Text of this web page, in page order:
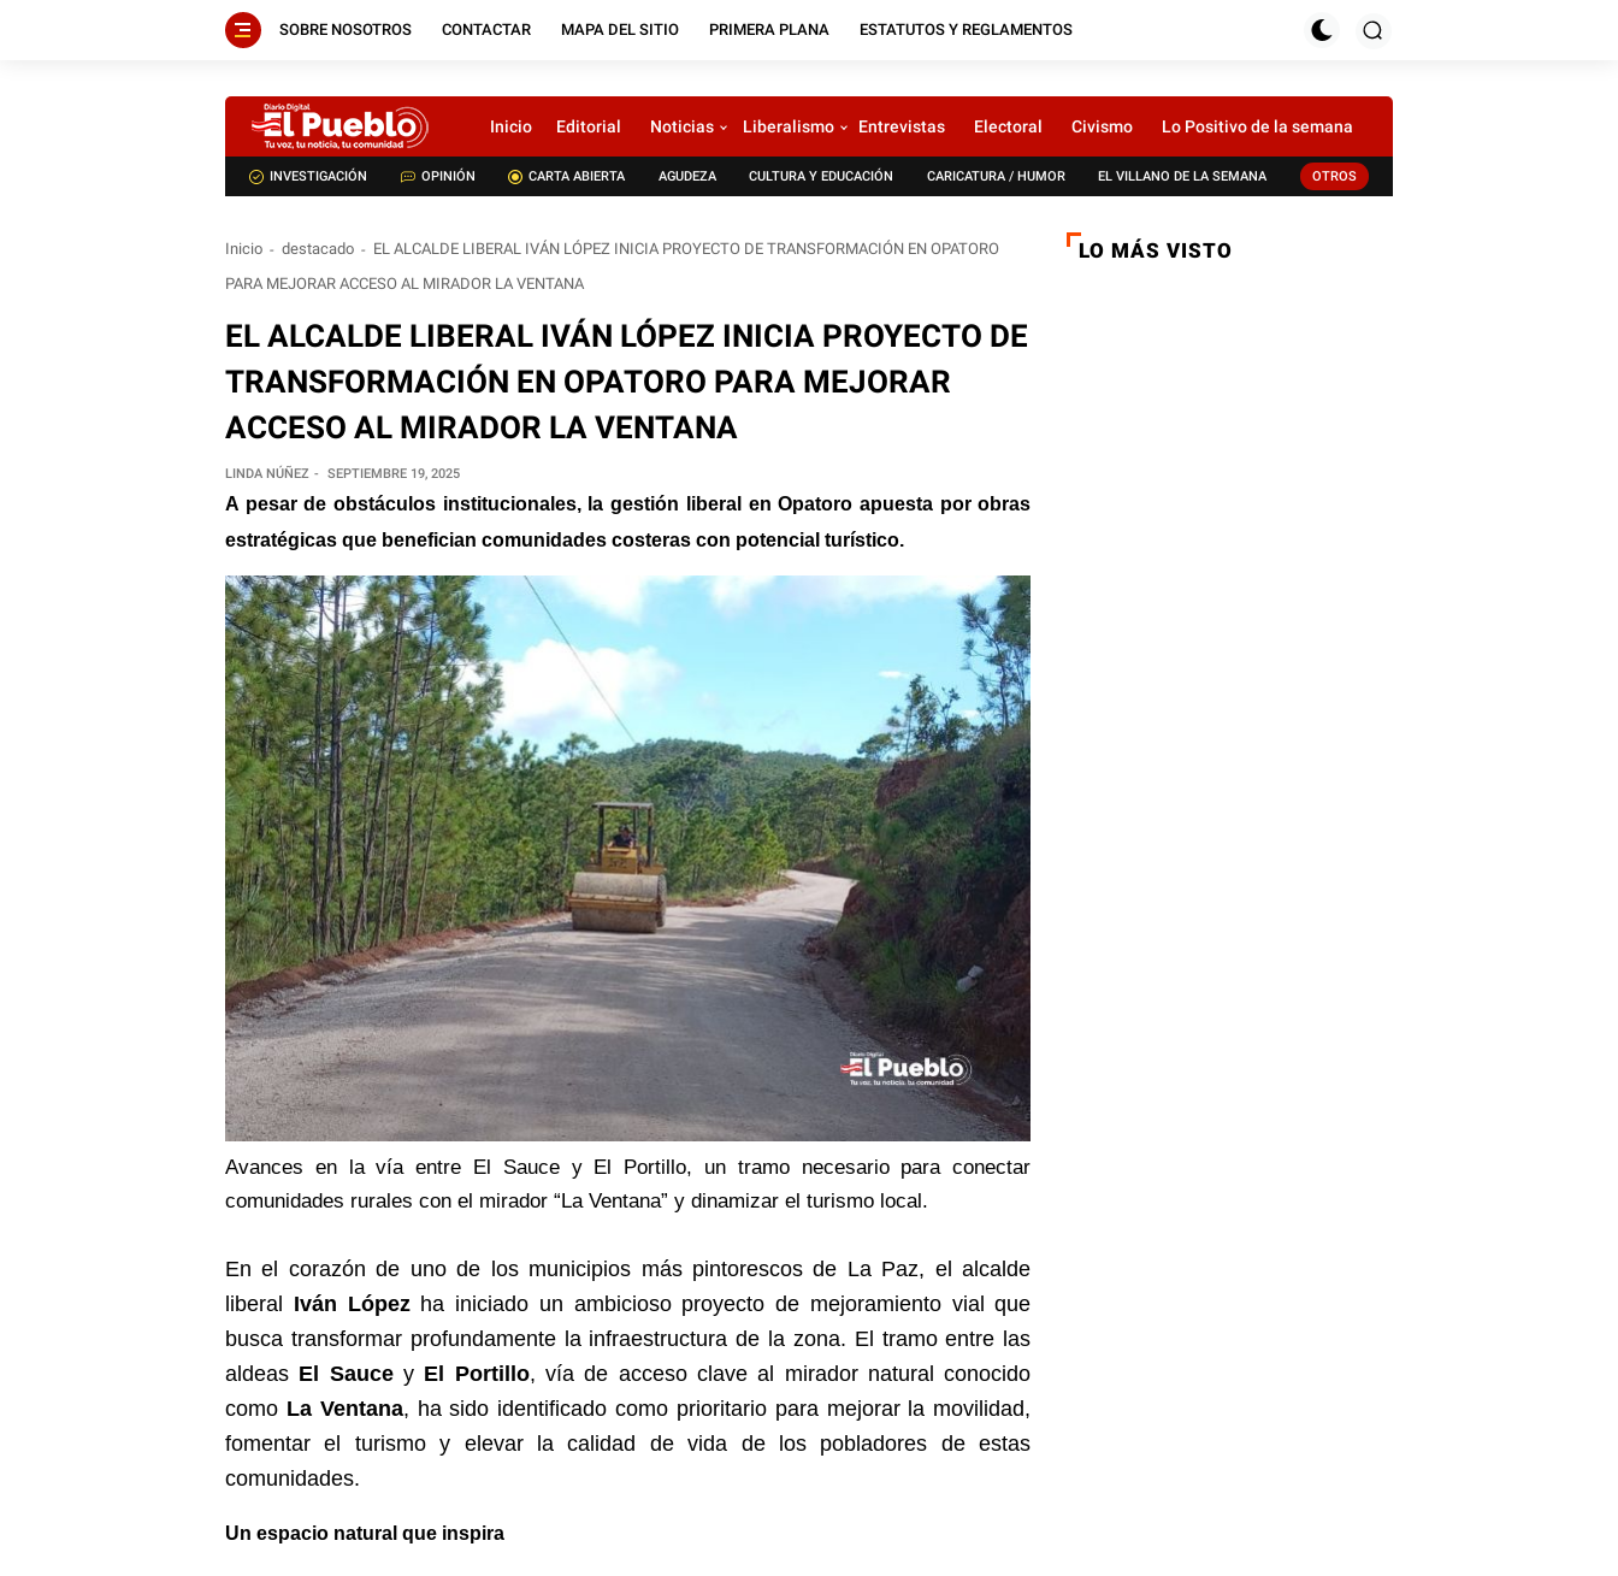
SOBRE NOSOTROS CONTACTAR MAPA DEL SITIO PRIMERA PLANA ESTATUTOS Y REGLAMENTOS
Inicio Editorial Noticias Liberalismo Entrevistas Electoral Civismo Lo Positivo de la semana
INVESTIGACIÓN OPINIÓN CARTA ABIERTA AGUDEZA CULTURA Y EDUCACIÓN CARICATURA / HUMOR EL VILLANO DE LA SEMANA OTROS
Inicio destacado
EL ALCALDE LIBERAL IVÁN LÓPEZ INICIA PROYECTO DE TRANSFORMACIÓN EN OPATORO
PARA MEJORAR ACCESO AL MIRADOR LA VENTANA
EL ALCALDE LIBERAL IVÁN LÓPEZ INICIA PROYECTO DE
TRANSFORMACIÓN EN OPATORO PARA MEJORAR
ACCESO AL MIRADOR LA VENTANA
LINDA NÚÑEZ SEPTIEMBRE 19, 2025
A pesar de obstáculos institucionales, la gestión liberal en Opatoro apuesta por obras
estratégicas que benefician comunidades costeras con potencial turístico.
Avances en la vía entre El Sauce y El Portillo, un tramo necesario para conectar
comunidades rurales con el mirador “La Ventana” y dinamizar el turismo local.
En el corazón de uno de los municipios más pintorescos de La Paz, el alcalde
liberal Iván Lópezha iniciado un ambicioso proyecto de mejoramiento vial que
busca transformar profundamente la infraestructura de la zona. El tramo entre las
aldeas El Saucey El Portillo, vía de acceso clave al mirador natural conocido
como La Ventana, ha sido identificado como prioritario para mejorar la movilidad,
fomentar el turismo y elevar la calidad de vida de los pobladores de estas
comunidades.
Un espacio natural que inspira
LO MÁS VISTO